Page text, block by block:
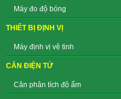
Máy đo độ bóng
THIẾT BỊ ĐỊNH VỊ
Máy định vị vệ tinh
CÂN ĐIỆN TỬ
Cân phân tích độ ẩm